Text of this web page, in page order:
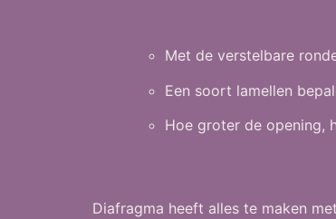
Met de verstelbare
Een soort lamellen
Hoe groter de opening,
Diafragma heeft alles te maken